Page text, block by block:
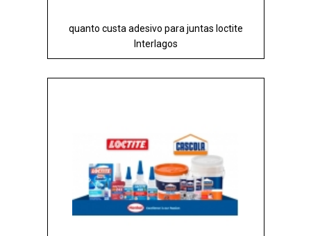
quanto custa adesivo para juntas loctite
Interlagos